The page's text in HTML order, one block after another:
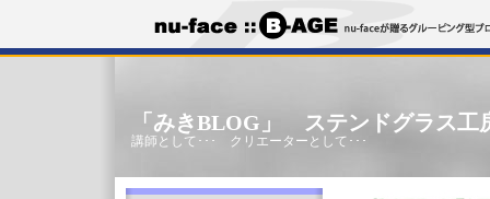
「みきBLOG」 ステンドグラス工
講師として･･･ クリエーターとして･･･